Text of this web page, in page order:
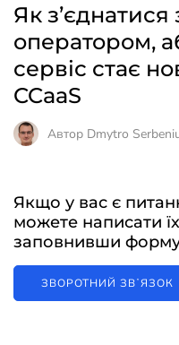
Як
оператором,
сервіс стає
CCaaS
Автор Dmytro
Якщо у вас є
можете написати
заповнивши
ЗВОРОТНИЙ ЗВʼЯЗОК